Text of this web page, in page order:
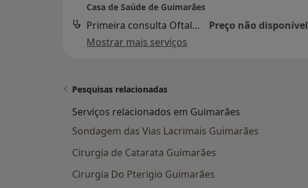
Casa de Saúde de Guimarães
Primeira consulta Oftalmologia
Preço não disponível
Mostrar mais serviços
Pesquisas relacionadas
Serviços relacionados em Guimarães
Sondagem das Vias Lacrimais Guimarães
Cirurgia de Catarata Guimarães
Cirurgia Do Pterigio Guimarães